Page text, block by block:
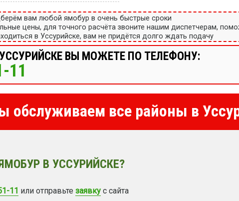
вам любой ямобур в очень быстрые сроки
цены, для точного расчёта звоните нашим диспетчерам,
в Уссурийске, вам не придётся долго ждать подачу
ВЫ МОЖЕТЕ ПО ТЕЛЕФОНУ:
11
все районы в
В УССУРИЙСКЕ?
11 или отправьте заявку с сайта